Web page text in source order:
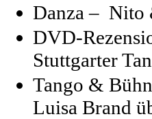
Danza – Nito
DVD-
Stuttgarter
Tango &
Luisa Brand